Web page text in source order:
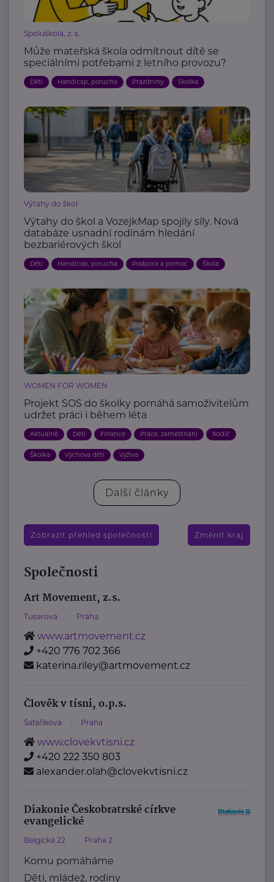
Spoluškola, z. s.
Může mateřská škola odmítnout dítě se
speciálními potřebami z letního provozu?
Děti Handicap, porucha Prázdniny Školka
Výtahy do škol
Výtahy do škol a VozejkMap spojily síly. Nová
databáze usnadní rodinám hledání
bezbariérových škol
Děti Handicap, porucha Podpora a pomoc Škola
WOMEN FOR WOMEN
Projekt SOS do školky pomáhá samoživitelům
udržet práci i během léta
Aktuálně Děti Finance Práce, zaměstnání Rodič
Školka Výchova dětí Výživa
Další články
Zobrazit přehled společností Změnit kraj
Společnosti
Art Movement, z.s.
Tusarova Praha
www.artmovement.cz
+420 776 702 366
katerina.riley@artmovement.cz
Člověk v tísni, o.p.s.
Šafaříkova Praha
www.clovekvtisni.cz
+420 222 350 803
alexander.olah@clovekvtisni.cz
Diakonie Českobratrské církve
evangelické
Belgická 22 Praha 2
Komu pomáháme
Děti, mládež, rodiny